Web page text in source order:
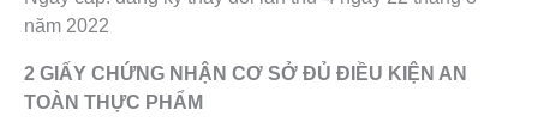
năm 2022
2 GIẤY CHỨNG NHẬN CƠ SỞ ĐỦ ĐIỀU KIỆN AN
TOÀN THỰC PHẨM